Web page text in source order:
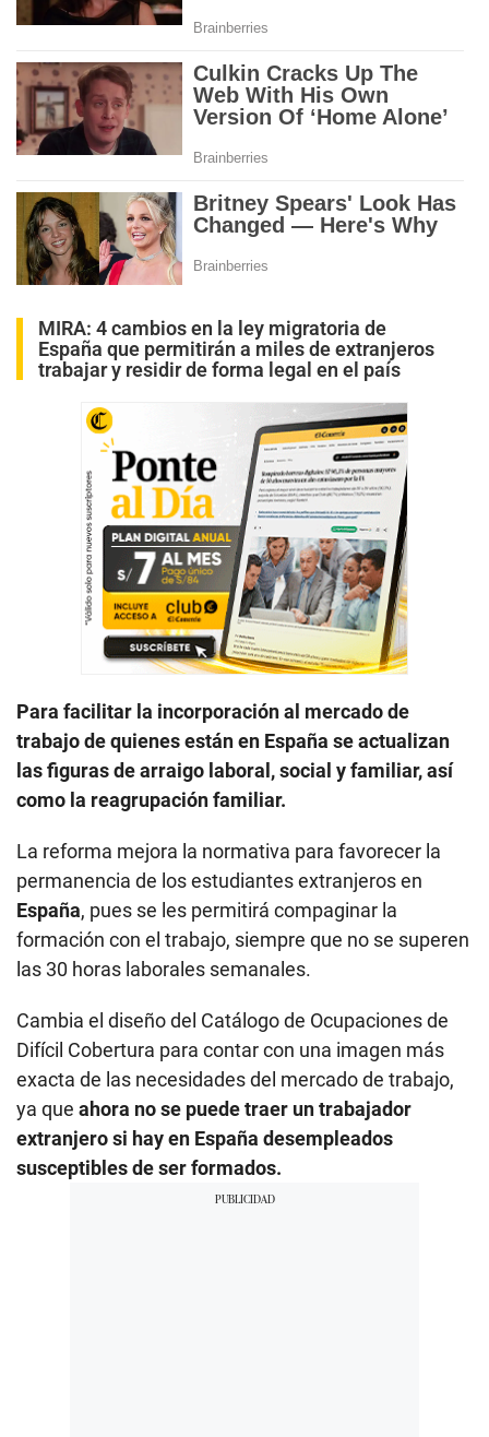
MIRA: 4 cambios en la ley migratoria de
España que permitirán a miles de extranjeros
trabajar y residir de forma legal en el país
Para facilitar la incorporación al mercado de
trabajo de quienes están en España se actualizan
las figuras de arraigo laboral, social y familiar, así
como la reagrupación familiar.
La reforma mejora la normativa para favorecer la
permanencia de los estudiantes extranjeros en
España, pues se les permitirá compaginar la
formación con el trabajo, siempre que no se superen
las 30 horas laborales semanales.
Cambia el diseño del Catálogo de Ocupaciones de
Difícil Cobertura para contar con una imagen más
exacta de las necesidades del mercado de trabajo,
ya que ahora no se puede traer un trabajador
extranjero si hay en España desempleados
susceptibles de ser formados.